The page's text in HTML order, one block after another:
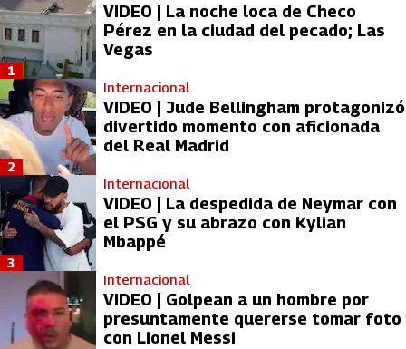
VIDEO | La noche loca de Checo
Pérez en la ciudad del pecado; Las
Vegas
1
Internacional
VIDEO | Jude Bellingham protagonizó
divertido momento con aficionada
del Real Madrid
2
Internacional
VIDEO | La despedida de Neymar con
el PSG y su abrazo con Kylian
Mbappé
3
Internacional
VIDEO | Golpean a un hombre por
presuntamente quererse tomar foto
con Lionel Messi